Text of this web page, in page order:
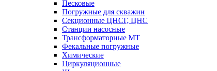
Песковые
Погружные для скважин
Секционные ЦНСГ, ЦНС
Станции насосные
Трансформаторные МТ
Фекальные погружные
Химические
Циркуляционные